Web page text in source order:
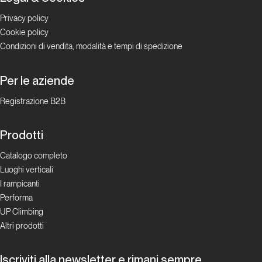
Privacy policy
Cookie policy
Condizioni di vendita, modalità e tempi di spedizione
Per le aziende
Registrazione B2B
Prodotti
Catalogo completo
Luoghi verticali
I rampicanti
Performa
UP Climbing
Altri prodotti